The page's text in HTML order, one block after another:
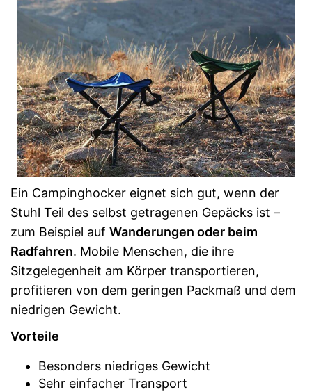
Ein Campinghocker eignet sich gut, wenn der
Stuhl Teil des selbst getragenen Gepäcks ist –
zum Beispiel auf Wanderungen oder beim
Radfahren. Mobile Menschen, die ihre
Sitzgelegenheit am Körper transportieren,
profitieren von dem geringen Packmaß und dem
niedrigen Gewicht.
Vorteile
Besonders niedriges Gewicht
Sehr einfacher Transport